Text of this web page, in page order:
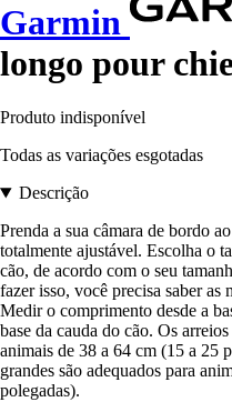
Garmin
longo pour
Produto indisponível
Todas as variações esgotadas
Descrição
Prenda a sua câmara de bordo
totalmente ajustável. Escolha o
cão, de acordo com o seu
fazer isso, você precisa saber as
Medir o comprimento desde a
base da cauda do cão. Os
animais de 38 a 64 cm (15 a 25
grandes são adequados para
polegadas).